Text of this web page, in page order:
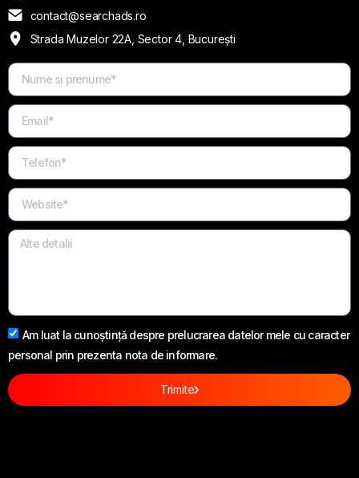
contact@searchads.ro
Strada Muzelor 22A, Sector 4, București
Am luat la cunoștință despre prelucrarea datelor mele cu caracter
personal prin prezenta nota de informare.
Trimite